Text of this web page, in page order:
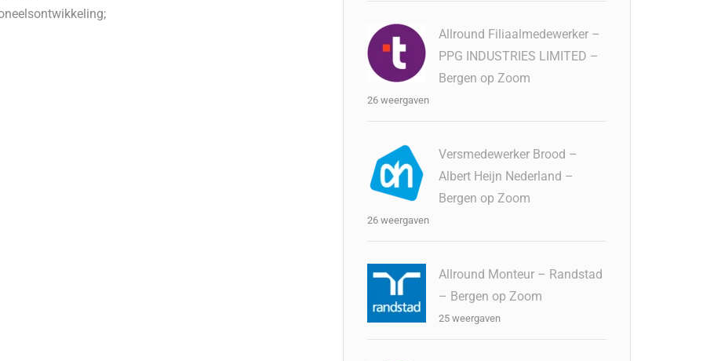
Allround Filiaalmedewerker –
PPG INDUSTRIES LIMITED –
Bergen op Zoom
26 weergaven
Versmedewerker Brood –
Albert Heijn Nederland –
Bergen op Zoom
26 weergaven
Allround Monteur – Randstad
– Bergen op Zoom
25 weergaven